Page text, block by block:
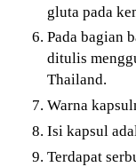
gluta pada
Pada bagian
ditulis
Thailand.
Warna
Isi kapsul
Terdapat